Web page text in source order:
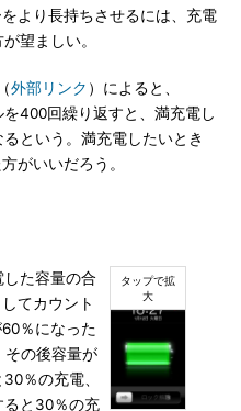
より長持ちさせるには、充電
望ましい。
外部リンク ）によると、
400回繰り返すと、満充電し
という。満充電したいとき
がいいだろう。
た容量の合
てカウント
％になった
その後容量が
％の充電、
ると30％の充